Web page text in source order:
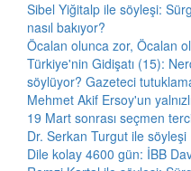
Sibel Yiğitalp ile söyleşi:
nasıl bakıyor?
Öcalan olunca zor, Öcalan
Türkiye'nin Gidişatı (15):
söylüyor? Gazeteci
Mehmet Akif Ersoy'un
19 Mart sonrası seçmen
Dr. Serkan Turgut ile söyleşi
Dile kolay 4600 gün: İBB